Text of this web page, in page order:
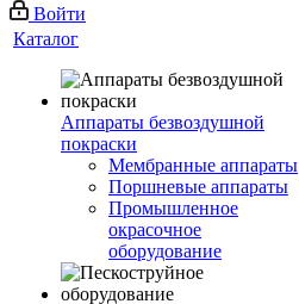
Войти
Каталог
Аппараты безвоздушной
покраски
Мембранные аппараты
Поршневые аппараты
Промышленное
окрасочное
оборудование